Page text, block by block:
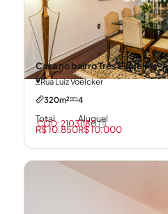
Casa no bairro Três Figueiras
Rua Luiz Voelcker
320m²
4
Total
R$ 10.850
Aluguel
R$ 10.000
CÓD: 21031180